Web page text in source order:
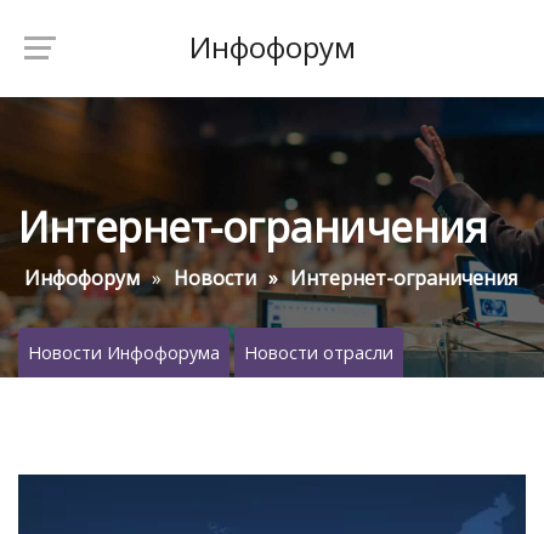
Инфофорум
Интернет-ограничения
Инфофорум Новости Интернет-ограничения
Новости Инфофорума Новости отрасли